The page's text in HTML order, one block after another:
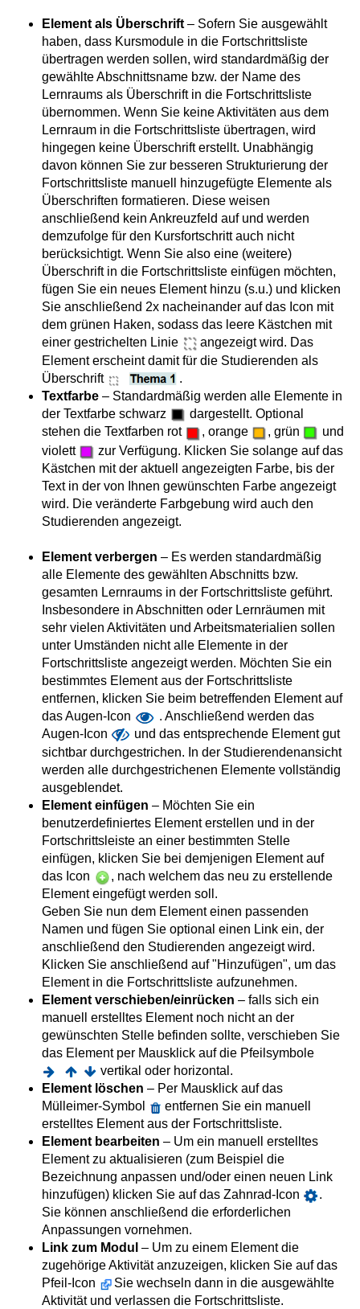
Element als Überschrift – Sofern Sie ausgewählt
haben, dass Kursmodule in die Fortschrittsliste
übertragen werden sollen, wird standardmäßig der
gewählte Abschnittsname bzw. der Name des
Lernraums als Überschrift in die Fortschrittsliste
übernommen. Wenn Sie keine Aktivitäten aus dem
Lernraum in die Fortschrittsliste übertragen, wird
hingegen keine Überschrift erstellt. Unabhängig
davon können Sie zur besseren Strukturierung der
Fortschrittsliste manuell hinzugefügte Elemente als
Überschriften formatieren. Diese weisen
anschließend kein Ankreuzfeld auf und werden
demzufolge für den Kursfortschritt auch nicht
berücksichtigt. Wenn Sie also eine (weitere)
Überschrift in die Fortschrittsliste einfügen möchten,
fügen Sie ein neues Element hinzu (s.u.) und klicken
Sie anschließend 2x nacheinander auf das Icon mit
dem grünen Haken, sodass das leere Kästchen mit
einer gestrichelten Linie
angezeigt wird. Das
Element erscheint damit für die Studierenden als
Überschrift
.
Textfarbe – Standardmäßig werden alle Elemente in
der Textfarbe schwarz
dargestellt. Optional
stehen die Textfarben rot
, orange , grün
und
violett
zur Verfügung. Klicken Sie solange auf das
Kästchen mit der aktuell angezeigten Farbe, bis der
Text in der von Ihnen gewünschten Farbe angezeigt
wird. Die veränderte Farbgebung wird auch den
Studierenden angezeigt.
Element verbergen – Es werden standardmäßig
alle Elemente des gewählten Abschnitts bzw.
gesamten Lernraums in der Fortschrittsliste geführt.
Insbesondere in Abschnitten oder Lernräumen mit
sehr vielen Aktivitäten und Arbeitsmaterialien sollen
unter Umständen nicht alle Elemente in der
Fortschrittsliste angezeigt werden. Möchten Sie ein
bestimmtes Element aus der Fortschrittsliste
entfernen, klicken Sie beim betreffenden Element auf
das Augen-Icon
. Anschließend werden das
Augen-Icon
und das entsprechende Element gut
sichtbar durchgestrichen. In der Studierendenansicht
werden alle durchgestrichenen Elemente vollständig
ausgeblendet.
Element einfügen – Möchten Sie ein
benutzerdefiniertes Element erstellen und in der
Fortschrittsleiste an einer bestimmten Stelle
einfügen, klicken Sie bei demjenigen Element auf
das Icon
, nach welchem das neu zu erstellende
Element eingefügt werden soll.
Geben Sie nun dem Element einen passenden
Namen und fügen Sie optional einen Link ein, der
anschließend den Studierenden angezeigt wird.
Klicken Sie anschließend auf "Hinzufügen", um das
Element in die Fortschrittsliste aufzunehmen.
Element verschieben/einrücken – falls sich ein
manuell erstelltes Element noch nicht an der
gewünschten Stelle befinden sollte, verschieben Sie
das Element per Mausklick auf die Pfeilsymbole
vertikal oder horizontal.
Element löschen – Per Mausklick auf das
Mülleimer-Symbol
entfernen Sie ein manuell
erstelltes Element aus der Fortschrittsliste.
Element bearbeiten – Um ein manuell erstelltes
Element zu aktualisieren (zum Beispiel die
Bezeichnung anpassen und/oder einen neuen Link
hinzufügen) klicken Sie auf das Zahnrad-Icon
.
Sie können anschließend die erforderlichen
Anpassungen vornehmen.
Link zum Modul – Um zu einem Element die
zugehörige Aktivität anzuzeigen, klicken Sie auf das
Pfeil-Icon
Sie wechseln dann in die ausgewählte
Aktivität und verlassen die Fortschrittsliste.